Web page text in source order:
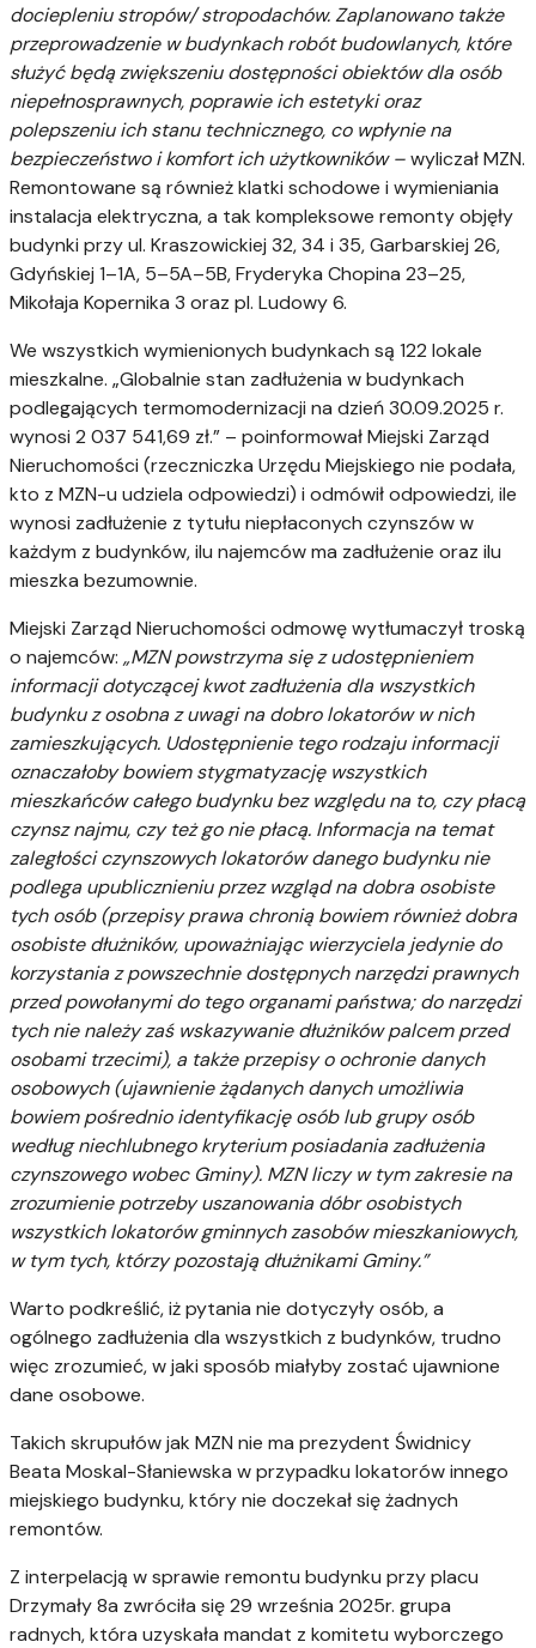
dociepleniu stropów/ stropodachów. Zaplanowano także
przeprowadzenie w budynkach robót budowlanych, które
służyć będą zwiększeniu dostępności obiektów dla osób
niepełnosprawnych, poprawie ich estetyki oraz
polepszeniu ich stanu technicznego, co wpłynie na
bezpieczeństwo i komfort ich użytkowników –wyliczał MZN.
Remontowane są również klatki schodowe i wymieniania
instalacja elektryczna, a tak kompleksowe remonty objęły
budynki przy ul. Kraszowickiej 32, 34 i 35, Garbarskiej 26,
Gdyńskiej 1–1A, 5–5A–5B, Fryderyka Chopina 23–25,
Mikołaja Kopernika 3 oraz pl. Ludowy 6.
We wszystkich wymienionych budynkach są 122 lokale
mieszkalne. „Globalnie stan zadłużenia w budynkach
podlegających termomodernizacji na dzień 30.09.2025 r.
wynosi 2 037 541,69 zł.” – poinformował Miejski Zarząd
Nieruchomości (rzeczniczka Urzędu Miejskiego nie podała,
kto z MZN-u udziela odpowiedzi) i odmówił odpowiedzi, ile
wynosi zadłużenie z tytułu niepłaconych czynszów w
każdym z budynków, ilu najemców ma zadłużenie oraz ilu
mieszka bezumownie.
Miejski Zarząd Nieruchomości odmowę wytłumaczył troską
o najemców: „MZN powstrzyma się z udostępnieniem
informacji dotyczącej kwot zadłużenia dla wszystkich
budynku z osobna z uwagi na dobro lokatorów w nich
zamieszkujących. Udostępnienie tego rodzaju informacji
oznaczałoby bowiem stygmatyzację wszystkich
mieszkańców całego budynku bez względu na to, czy płacą
czynsz najmu, czy też go nie płacą. Informacja na temat
zaległości czynszowych lokatorów danego budynku nie
podlega upublicznieniu przez wzgląd na dobra osobiste
tych osób (przepisy prawa chronią bowiem również dobra
osobiste dłużników, upoważniając wierzyciela jedynie do
korzystania z powszechnie dostępnych narzędzi prawnych
przed powołanymi do tego organami państwa; do narzędzi
tych nie należy zaś wskazywanie dłużników palcem przed
osobami trzecimi), a także przepisy o ochronie danych
osobowych (ujawnienie żądanych danych umożliwia
bowiem pośrednio identyfikację osób lub grupy osób
według niechlubnego kryterium posiadania zadłużenia
czynszowego wobec Gminy). MZN liczy w tym zakresie na
zrozumienie potrzeby uszanowania dóbr osobistych
wszystkich lokatorów gminnych zasobów mieszkaniowych,
w tym tych, którzy pozostają dłużnikami Gminy.”
Warto podkreślić, iż pytania nie dotyczyły osób, a
ogólnego zadłużenia dla wszystkich z budynków, trudno
więc zrozumieć,w jaki sposób miałyby zostać ujawnione
dane osobowe.
Takich skrupułów jak MZN nie ma prezydent Świdnicy
Beata Moskal-Słaniewska w przypadku lokatorów innego
miejskiego budynku, który nie doczekał się żadnych
remontów.
Z interpelacją w sprawie remontu budynku przy placu
Drzymały 8a zwróciła się 29 września 2025r. grupa
radnych, która uzyskała mandat z komitetu wyborczego